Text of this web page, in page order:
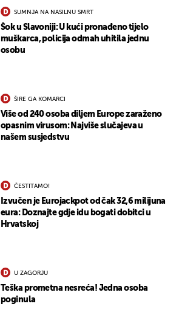
SUMNJA NA NASILNU SMRT
Šok u Slavoniji: U kući pronađeno tijelo
muškarca, policija odmah uhitila jednu
osobu
ŠIRE GA KOMARCI
Više od 240 osoba diljem Europe zaraženo
opasnim virusom: Najviše slučajeva u
našem susjedstvu
ČESTITAMO!
Izvučen je Eurojackpot od čak 32,6 milijuna
eura: Doznajte gdje idu bogati dobitci u
Hrvatskoj
U ZAGORJU
Teška prometna nesreća! Jedna osoba
poginula